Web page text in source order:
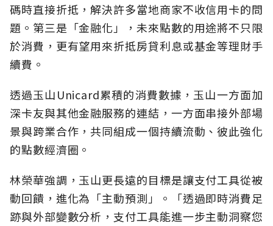
碼時直接折抵，解決許多當地商家不收信用卡的問
題。第三是「金融化」，未來點數的用途將不只限
於消費，更有望用來折抵房貸利息或基金等理財手
續費。
透過玉山Unicard累積的消費數據，玉山一方面加
深卡友與其他金融服務的連結，一方面串接外部場
景與跨業合作，共同組成一個持續流動、彼此強化
的點數經濟圈。
林榮華強調，玉山更長遠的目標是讓支付工具從被
動回饋，進化為「主動預測」。「透過即時消費足
跡與外部變數分析，支付工具能進一步主動洞察您